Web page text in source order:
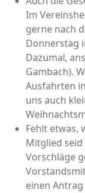
Im
gerne nach
Donnerstag
Dazumal,
Gambach).
Ausfahrten
uns auch
Fehlt etwas,
Mitglied seid
Vorschläge
einen